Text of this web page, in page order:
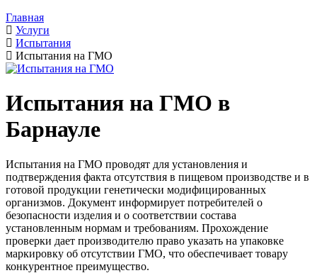
Главная
Услуги
Испытания
Испытания на ГМО
Испытания на ГМО в
Барнауле
Испытания на ГМО проводят для установления и
подтверждения факта отсутствия в пищевом производстве и в
готовой продукции генетически модифицированных
организмов. Документ информирует потребителей о
безопасности изделия и о соответствии состава
установленным нормам и требованиям. Прохождение
проверки дает производителю право указать на упаковке
маркировку об отсутствии ГМО, что обеспечивает товару
конкурентное преимущество.